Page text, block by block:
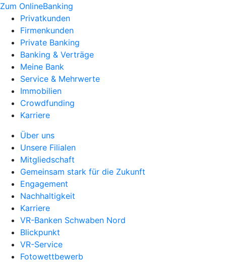
Zum OnlineBanking
Privatkunden
Firmenkunden
Private Banking
Banking & Verträge
Meine Bank
Service & Mehrwerte
Immobilien
Crowdfunding
Karriere
Über uns
Unsere Filialen
Mitgliedschaft
Gemeinsam stark für die Zukunft
Engagement
Nachhaltigkeit
Karriere
VR-Banken Schwaben Nord
Blickpunkt
VR-Service
Fotowettbewerb